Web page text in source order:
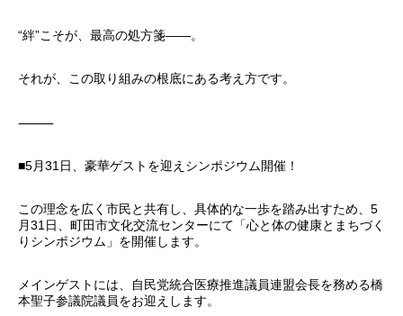
“絆”こそが、最高の処方箋――。
それが、この取り組みの根底にある考え方です。
⸻
■5月31日、豪華ゲストを迎えシンポジウム開催！
この理念を広く市民と共有し、具体的な一歩を踏み出すため、5
月31日、町田市文化交流センターにて「心と体の健康とまちづく
りシンポジウム」を開催します。
メインゲストには、自民党統合医療推進議員連盟会長を務める橋
本聖子参議院議員をお迎えします。